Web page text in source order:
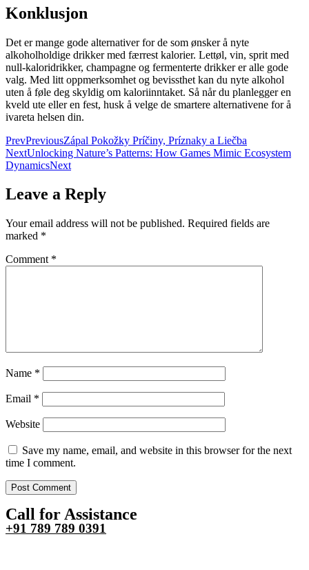
Konklusjon
Det er mange gode alternativer for de som ønsker å nyte
alkoholholdige drikker med færrest kalorier. Lettøl, vin, sprit med
null-kaloridrikker, champagne og fermenterte drikker er alle gode
valg. Med litt oppmerksomhet og bevissthet kan du nyte alkohol
uten å føle deg skyldig om kaloriinntaket. Så når du planlegger en
kveld ute eller en fest, husk å velge de smartere alternativene for å
ivareta helsen din.
PrevPreviousZápal Pokožky Príčiny, Príznaky a Liečba
NextUnlocking Nature’s Patterns: How Games Mimic Ecosystem
DynamicsNext
Leave a Reply
Your email address will not be published. Required fields are
marked *
Comment *
Name *
Email *
Website
Save my name, email, and website in this browser for the next
time I comment.
Call for Assistance
+91 789 789 0391